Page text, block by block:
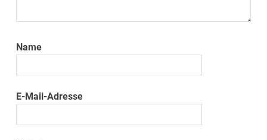
Name
E-Mail-Adresse